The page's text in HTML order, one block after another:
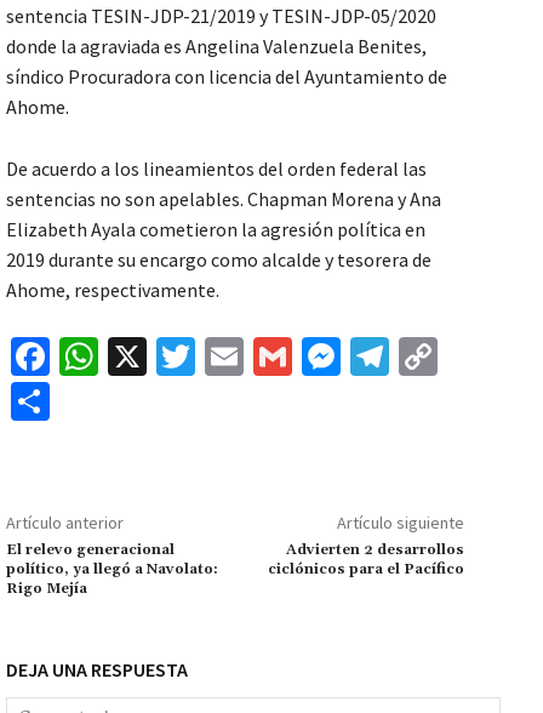
sentencia TESIN-JDP-21/2019 y TESIN-JDP-05/2020
donde la agraviada es Angelina Valenzuela Benites,
síndico Procuradora con licencia del Ayuntamiento de
Ahome.
De acuerdo a los lineamientos del orden federal las
sentencias no son apelables. Chapman Morena y Ana
Elizabeth Ayala cometieron la agresión política en
2019 durante su encargo como alcalde y tesorera de
Ahome, respectivamente.
Fa
o
k
W
p
p
X
T
E
G
M
ge
r
Te
m Li
n
k
p
ar
tir
Artículo anterior
El relevo generacional
político, ya llegó a Navolato:
Rigo Mejía
Artículo siguiente
Advierten 2 desarrollos
ciclónicos para el Pacífico
DEJA UNA RESPUESTA